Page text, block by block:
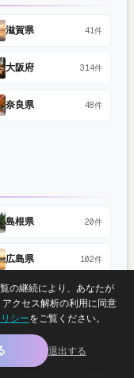
滋賀県 41件
大阪府 314件
奈良県 48件
島根県 20件
広島県 102件
体験談レポ
の継続により、あなたが
クセス解析の利用に同意
シーをご覧ください。
退出する